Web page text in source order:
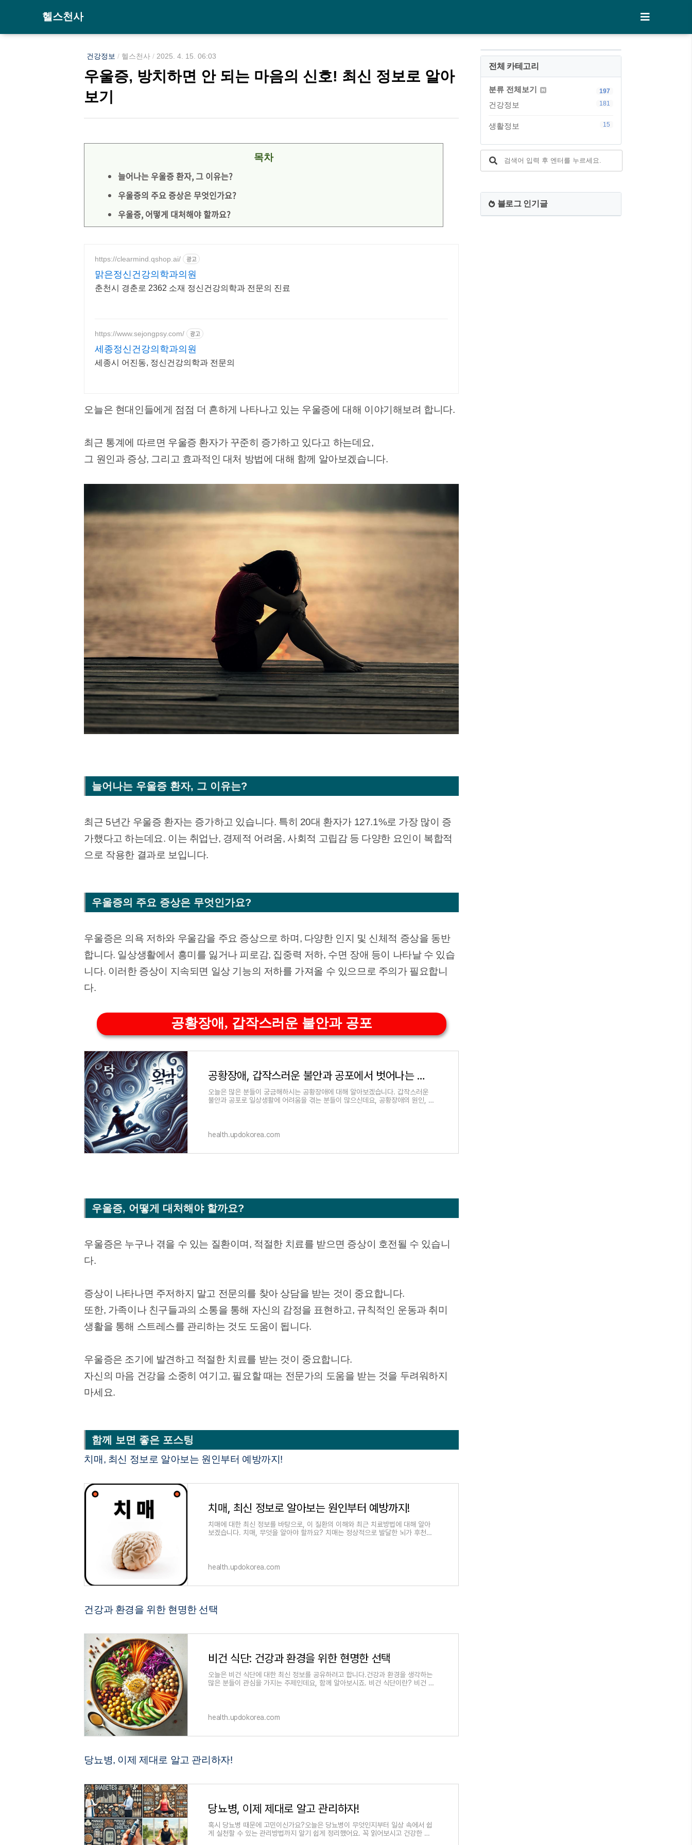
헬스천사
건강정보 / 헬스천사 / 2025. 4. 15. 06:03
우울증, 방치하면 안 되는 마음의 신호! 최신 정보로 알아
보기
목차
늘어나는 우울증 환자, 그 이유는?
우울증의 주요 증상은 무엇인가요?
우울증, 어떻게 대처해야 할까요?
https://clearmind.qshop.ai/ 광고
맑은정신건강의학과의원
춘천시 경춘로 2362 소재 정신건강의학과 전문의 진료
https://www.sejongpsy.com/ 광고
세종정신건강의학과의원
세종시 어진동, 정신건강의학과 전문의
오늘은 현대인들에게 점점 더 흔하게 나타나고 있는 우울증에 대해 이야기해보려 합니다.
최근 통계에 따르면 우울증 환자가 꾸준히 증가하고 있다고 하는데요,
그 원인과 증상, 그리고 효과적인 대처 방법에 대해 함께 알아보겠습니다.
늘어나는 우울증 환자, 그 이유는?
최근 5년간 우울증 환자는 증가하고 있습니다. 특히 20대 환자가 127.1%로 가장 많이 증
가했다고 하는데요. 이는 취업난, 경제적 어려움, 사회적 고립감 등 다양한 요인이 복합적
으로 작용한 결과로 보입니다.
우울증의 주요 증상은 무엇인가요?
우울증은 의욕 저하와 우울감을 주요 증상으로 하며, 다양한 인지 및 신체적 증상을 동반
합니다. 일상생활에서 흥미를 잃거나 피로감, 집중력 저하, 수면 장애 등이 나타날 수 있습
니다. 이러한 증상이 지속되면 일상 기능의 저하를 가져올 수 있으므로 주의가 필요합니
다.
공황장애, 갑작스러운 불안과 공포
공황장애, 갑작스러운 불안과 공포에서 벗어나는 법 최신정보로 알아보기
오늘은 많은 분들이 궁금해하시는 공황장애에 대해 알아보겠습니다. 갑작스러운
불안과 공포로 일상생활에 어려움을 겪는 분들이 많으신데요, 공황장애의 원인, 증
health.updokorea.com
우울증, 어떻게 대처해야 할까요?
우울증은 누구나 겪을 수 있는 질환이며, 적절한 치료를 받으면 증상이 호전될 수 있습니
다.
증상이 나타나면 주저하지 말고 전문의를 찾아 상담을 받는 것이 중요합니다.
또한, 가족이나 친구들과의 소통을 통해 자신의 감정을 표현하고, 규칙적인 운동과 취미
생활을 통해 스트레스를 관리하는 것도 도움이 됩니다.
우울증은 조기에 발견하고 적절한 치료를 받는 것이 중요합니다.
자신의 마음 건강을 소중히 여기고, 필요할 때는 전문가의 도움을 받는 것을 두려워하지
마세요.
함께 보면 좋은 포스팅
치매, 최신 정보로 알아보는 원인부터 예방까지!
치매, 최신 정보로 알아보는 원인부터 예방까지!
치매에 대한 최신 정보를 바탕으로, 이 질환의 이해와 최근 치료방법에 대해 알아
보겠습니다. 치매, 무엇을 알아야 할까요? 치매는 정상적으로 발달한 뇌가 후천적
health.updokorea.com
건강과 환경을 위한 현명한 선택
비건 식단: 건강과 환경을 위한 현명한 선택
오늘은 비건 식단에 대한 최신 정보를 공유하려고 합니다.건강과 환경을 생각하는
많은 분들이 관심을 가지는 주제인데요, 함께 알아보시죠. 비건 식단이란? 비건 식
health.updokorea.com
당뇨병, 이제 제대로 알고 관리하자!
당뇨병, 이제 제대로 알고 관리하자!
혹시 당뇨병 때문에 고민이신가요?오늘은 당뇨병이 무엇인지부터 일상 속에서 쉽
게 실천할 수 있는 관리방법까지 알기 쉽게 정리했어요. 꼭 읽어보시고 건강한 생
전체 카테고리
분류 전체보기 197
건강정보 181
생활정보 15
블로그 인기글